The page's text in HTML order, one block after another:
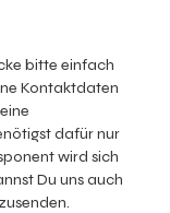
bitte einfach
Kontaktdaten
dafür nur
wird sich
Du uns auch